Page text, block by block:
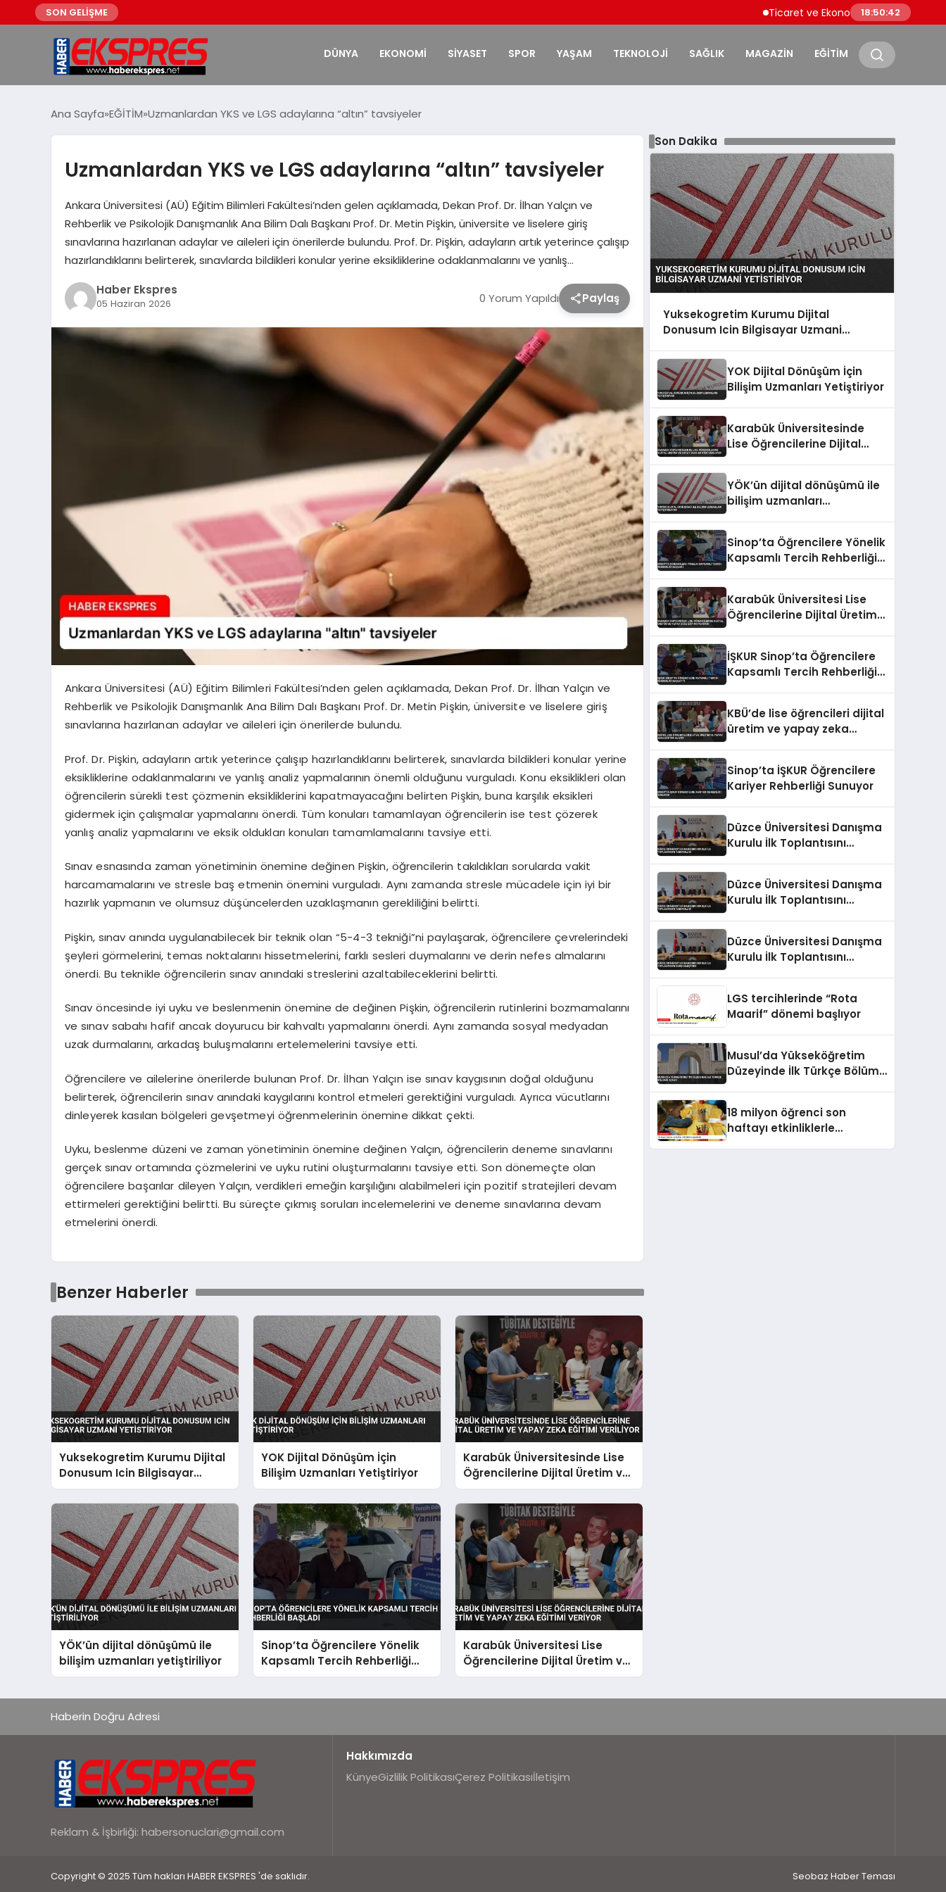
SON GELİŞME Ticaret ve Ekonomik Kulübü Genel
18:50:43
DÜNYA EKONOMİ SİYASET SPOR YAŞAM TEKNOLOJİ SAĞLIK MAGAZİN EĞİTİM
Ana Sayfa EĞİTİM Uzmanlardan YKS ve LGS adaylarına “altın” tavsiyeler
Uzmanlardan YKS ve LGS adaylarına “altın” tavsiyeler
Ankara Üniversitesi (AÜ) Eğitim Bilimleri Fakültesi’nden gelen açıklamada, Dekan Prof. Dr. İlhan Yalçın ve
Rehberlik ve Psikolojik Danışmanlık Ana Bilim Dalı Başkanı Prof. Dr. Metin Pişkin, üniversite ve liselere giriş
sınavlarına hazırlanan adaylar ve aileleri için önerilerde bulundu. Prof. Dr. Pişkin, adayların artık yeterince çalışıp
hazırlandıklarını belirterek, sınavlarda bildikleri konular yerine eksikliklerine odaklanmalarını ve yanlış…
Haber Ekspres
05 Haziran 2026 0 Yorum Yapıldı Paylaş
Ankara Üniversitesi (AÜ) Eğitim Bilimleri Fakültesi’nden gelen açıklamada, Dekan Prof. Dr. İlhan Yalçın ve
Rehberlik ve Psikolojik Danışmanlık Ana Bilim Dalı Başkanı Prof. Dr. Metin Pişkin, üniversite ve liselere giriş
sınavlarına hazırlanan adaylar ve aileleri için önerilerde bulundu.
Prof. Dr. Pişkin, adayların artık yeterince çalışıp hazırlandıklarını belirterek, sınavlarda bildikleri konular yerine
eksikliklerine odaklanmalarını ve yanlış analiz yapmalarının önemli olduğunu vurguladı. Konu eksiklikleri olan
öğrencilerin sürekli test çözmenin eksikliklerini kapatmayacağını belirten Pişkin, buna karşılık eksikleri
gidermek için çalışmalar yapmalarını önerdi. Tüm konuları tamamlayan öğrencilerin ise test çözerek
yanlış analiz yapmalarını ve eksik oldukları konuları tamamlamalarını tavsiye etti.
Sınav esnasında zaman yönetiminin önemine değinen Pişkin, öğrencilerin takıldıkları sorularda vakit
harcamamalarını ve stresle baş etmenin önemini vurguladı. Aynı zamanda stresle mücadele için iyi bir
hazırlık yapmanın ve olumsuz düşüncelerden uzaklaşmanın gerekliliğini belirtti.
Pişkin, sınav anında uygulanabilecek bir teknik olan “5-4-3 tekniği”ni paylaşarak, öğrencilere çevrelerindeki
şeyleri görmelerini, temas noktalarını hissetmelerini, farklı sesleri duymalarını ve derin nefes almalarını
önerdi. Bu teknikle öğrencilerin sınav anındaki streslerini azaltabileceklerini belirtti.
Sınav öncesinde iyi uyku ve beslenmenin önemine de değinen Pişkin, öğrencilerin rutinlerini bozmamalarını
ve sınav sabahı hafif ancak doyurucu bir kahvaltı yapmalarını önerdi. Aynı zamanda sosyal medyadan
uzak durmalarını, arkadaş buluşmalarını ertelemelerini tavsiye etti.
Öğrencilere ve ailelerine önerilerde bulunan Prof. Dr. İlhan Yalçın ise sınav kaygısının doğal olduğunu
belirterek, öğrencilerin sınav anındaki kaygılarını kontrol etmeleri gerektiğini vurguladı. Ayrıca vücutlarını
dinleyerek kasılan bölgeleri gevşetmeyi öğrenmelerinin önemine dikkat çekti.
Uyku, beslenme düzeni ve zaman yönetiminin önemine değinen Yalçın, öğrencilerin deneme sınavlarını
gerçek sınav ortamında çözmelerini ve uyku rutini oluşturmalarını tavsiye etti. Son dönemeçte olan
öğrencilere başarılar dileyen Yalçın, verdikleri emeğin karşılığını alabilmeleri için pozitif stratejileri devam
ettirmeleri gerektiğini belirtti. Bu süreçte çıkmış soruları incelemelerini ve deneme sınavlarına devam
etmelerini önerdi.
Benzer Haberler
Yuksekogretim Kurumu Dijital
Donusum Icin Bilgisayar
Uzmani Yetistiriyor
YOK Dijital Dönüşüm İçin
Bilişim Uzmanları Yetiştiriyor
Karabük Üniversitesinde Lise
Öğrencilerine Dijital Üretim ve
Yapay Zeka Eğitimi Veriliyor
YÖK’ün dijital dönüşümü ile
bilişim uzmanları yetiştiriliyor
Sinop’ta Öğrencilere Yönelik
Kapsamlı Tercih Rehberliği
Başladı
Karabük Üniversitesi Lise
Öğrencilerine Dijital Üretim ve
Yapay Zeka Eğitimi Veriyor
Son Dakika
Yuksekogretim Kurumu Dijital
Donusum Icin Bilgisayar Uzmani
YOK Dijital Dönüşüm İçin
Bilişim Uzmanları Yetiştiriyor
Karabük Üniversitesinde
Lise Öğrencilerine Dijital
YÖK’ün dijital dönüşümü ile
bilişim uzmanları
Sinop’ta Öğrencilere Yönelik
Kapsamlı Tercih Rehberliği
Karabük Üniversitesi Lise
Öğrencilerine Dijital Üretim
İŞKUR Sinop’ta Öğrencilere
Kapsamlı Tercih Rehberliği
KBÜ’de lise öğrencileri dijital
üretim ve yapay zeka
Sinop’ta İŞKUR Öğrencilere
Kariyer Rehberliği Sunuyor
Düzce Üniversitesi Danışma
Kurulu İlk Toplantısını
Düzce Üniversitesi Danışma
Kurulu İlk Toplantısını
Düzce Üniversitesi Danışma
Kurulu İlk Toplantısını
LGS tercihlerinde “Rota
Maarif” dönemi başlıyor
Musul’da Yükseköğretim
Düzeyinde İlk Türkçe Bölümü
18 milyon öğrenci son
haftayı etkinliklerle
Haberin Doğru Adresi
Reklam & İşbirliği: habersonuclari@gmail.com
Hakkımızda
KünyeGizlilik PolitikasıÇerez Politikasıİletişim
Copyright © 2025 Tüm hakları HABER EKSPRES 'de saklıdır. Seobaz Haber Teması